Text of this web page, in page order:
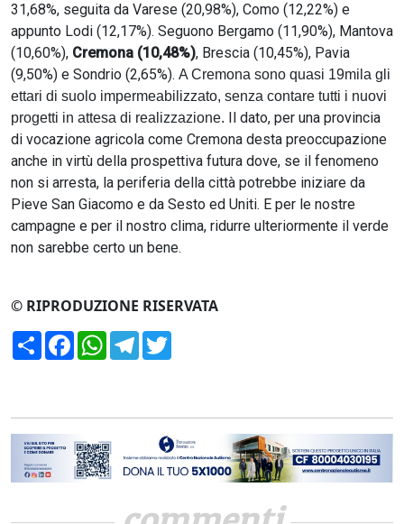
31,68%, seguita da Varese (20,98%), Como (12,22%) e
appunto Lodi (12,17%). Seguono Bergamo (11,90%), Mantova
(10,60%), Cremona (10,48%), Brescia (10,45%), Pavia
(9,50%) e Sondrio (2,65%). A Cremona sono quasi 19mila gli
ettari di suolo impermeabilizzato, senza contare tutti i nuovi
progetti in attesa di realizzazione.
Il dato, per una provincia
di vocazione agricola come Cremona desta preoccupazione
anche in virtù della prospettiva futura dove, se il fenomeno
non si arresta, la periferia della città potrebbe iniziare da
Pieve San Giacomo e da Sesto ed Uniti. E per le nostre
campagne e per il nostro clima, ridurre ulteriormente il verde
non sarebbe certo un bene.
© RIPRODUZIONE RISERVATA
CondividiFacebookWhatsApp
Telegram